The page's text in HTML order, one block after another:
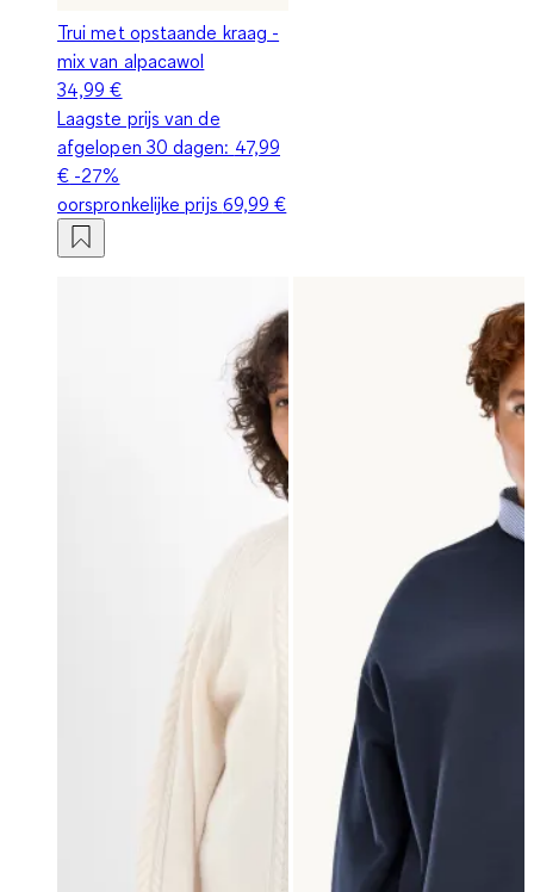
Trui met opstaande kraag -
mix van alpacawol
34,99 €
Laagste prijs van de
afgelopen 30 dagen: 47,99
€ -27%
oorspronkelijke prijs 69,99 €